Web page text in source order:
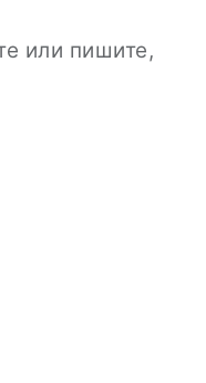
или пишите,